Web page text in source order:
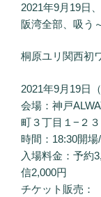
2021年9月19日
阪湾全部、吸う
桐原ユリ関西初
2021年9月19日
会場：神戸
町３丁目１−２
時間：18:30開
入場料金：予約
信2,000円
チケット販売：